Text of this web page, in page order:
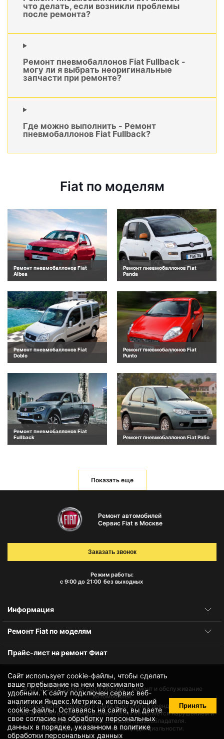
что делать, если возникли проблемы
после ремонта?
Ремонт пневмобаллонов Fiat Fullback -
могу ли я выбрать неоригинальные
запчасти при ремонте?
Где можно выполнить - Ремонт
пневмобаллонов Fiat Fullback?
Fiat по моделям
Ремонт пневмобаллонов Fiat
Albea
Ремонт пневмобаллонов Fiat
Panda
Ремонт пневмобаллонов Fiat
Doblo
Ремонт пневмобаллонов Fiat
Punto
Ремонт пневмобаллонов Fiat
Fullback
Ремонт пневмобаллонов Fiat Palio
Показать еще
Сайт использует cookie-файлы, чтобы сделать
ваше пребывание на нем максимально
удобным. К cайту подключен сервис веб-
аналитики Яндекс.Метрика, использующий
cookie-файлы. Оставаясь на сайте, вы даете
своесогласие на обработку персональных
данных в порядке, указанном в политике
обработки персональных данных
Принять
Ремонт автомобилей
Сервис Fiat в Москве
Режим работы:
с 9:00 до 21:00 без выходных
Заказать звонок
Информация
Ремонт Fiat по моделям
Прайс-лист на ремонт Фиат
© 2010-2026Сервис Fiat в Москве – ремонт и обслуживание
автомобилей
Использование товарного знака и логотипов бренда происходит
исключительно в информационных целях не является нарушением и
не требует получения согласия правообладателя.
Защита данных и политика конфиденциальности.